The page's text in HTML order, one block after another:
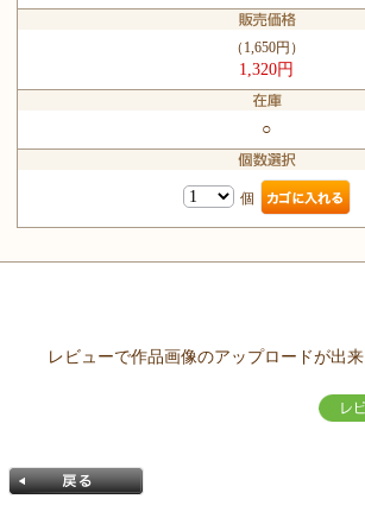
（1,650円）
1,320円
○
個
レビューで作品画像のアップロードが出